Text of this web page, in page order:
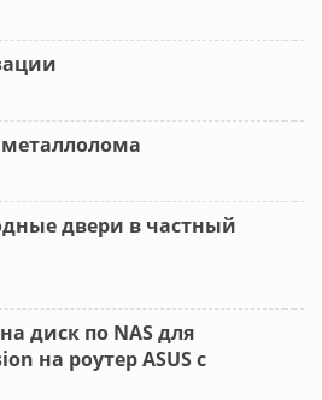
двери в частный
диск по NAS для
на роутер ASUS с